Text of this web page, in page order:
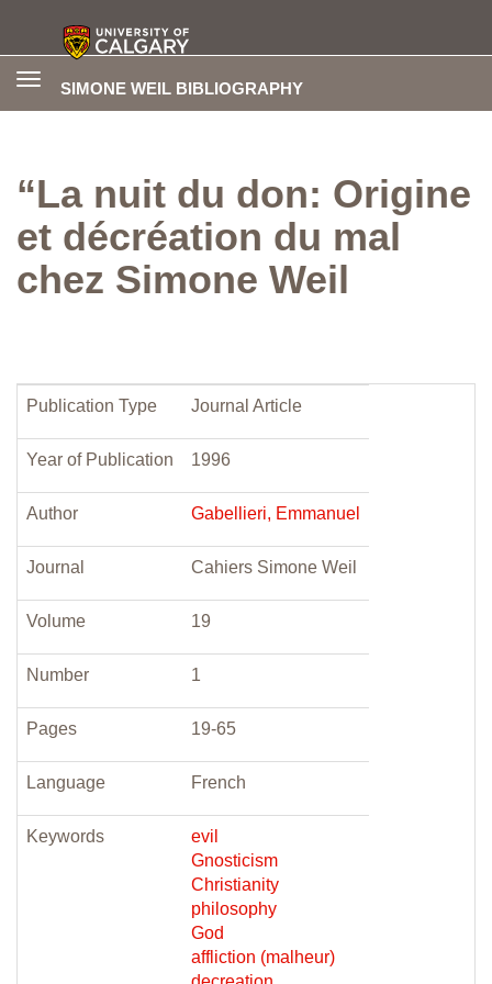
SIMONE WEIL BIBLIOGRAPHY
Toggle
“La nuit du don: Origine
et décréation du mal
chez Simone Weil
Publication Type Journal Article
Year of Publication 1996
Author Gabellieri, Emmanuel
Journal Cahiers Simone Weil
Volume 19
Number 1
Pages 19-65
Language French
Keywords
evil
Gnosticism
Christianity
philosophy
God
affliction (malheur)